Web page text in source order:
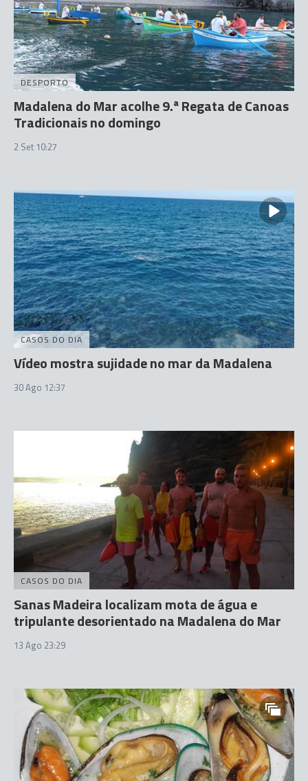
DESPORTO
Madalena do Mar acolhe 9.ª Regata de Canoas
Tradicionais no domingo
2 Set 10:27
CASOS DO DIA
Vídeo mostra sujidade no mar da Madalena
30 Ago 12:37
CASOS DO DIA
Sanas Madeira localizam mota de água e
tripulante desorientado na Madalena do Mar
13 Ago 23:29